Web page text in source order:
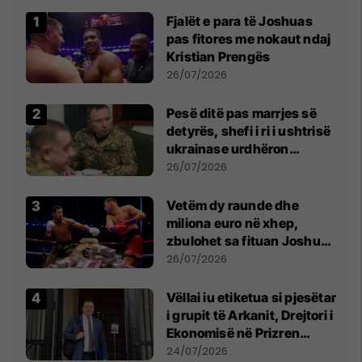
Fjalët e para të Joshuas
pas fitores me nokaut ndaj
Kristian Prengës
26/07/2026
Pesë ditë pas marrjes së
detyrës, shefi i ri i ushtrisë
ukrainase urdhëron
kontroll të madh
26/07/2026
Vetëm dy raunde dhe
miliona euro në xhep,
zbulohet sa fituan Joshua
e Prenga
26/07/2026
Vëllai iu etiketua si pjesëtar
i grupit të Arkanit, Drejtori i
Ekonomisë në Prizren
mohon pretendimet
24/07/2026